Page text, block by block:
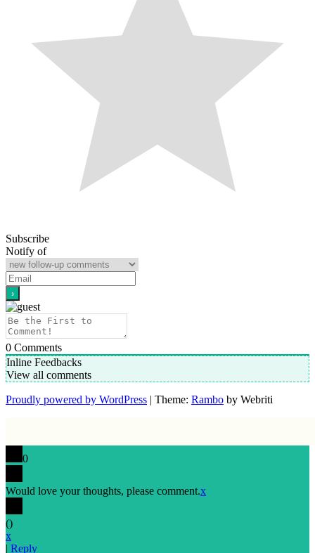
Subscribe
Notify of
0 Comments
Inline Feedbacks
View all comments
Proudly powered by WordPress | Theme: Rambo by Webriti
0
Would love your thoughts, please comment.x
()
x
| Reply